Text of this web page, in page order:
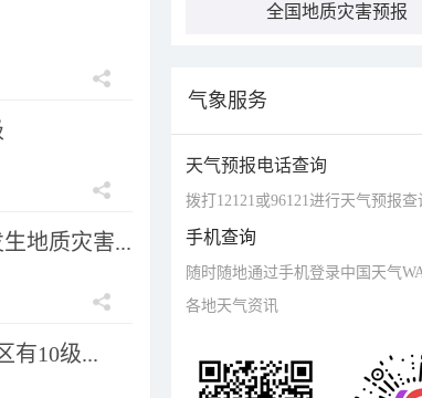
地质灾害...
有10级...
全国地质灾害预报
气象服务
天气预报电话查询
拨打12121或96121进行天气预报查
手机查询
随时随地通过手机登录中国天气
各地天气资讯